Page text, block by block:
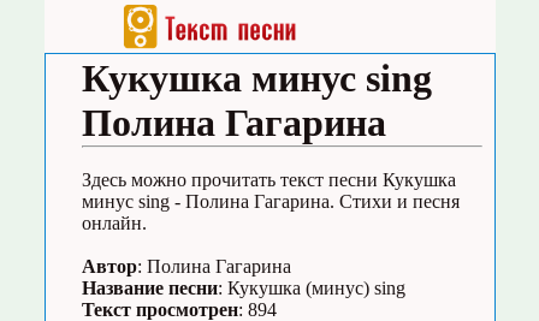
Кукушка минус sing
Полина Гагарина
Здесь можно прочитать текст песни Кукушка
минус sing - Полина Гагарина. Стихи и песня
онлайн.
Автор: Полина Гагарина
Название песни: Кукушка (минус) sing
Текст просмотрен: 894